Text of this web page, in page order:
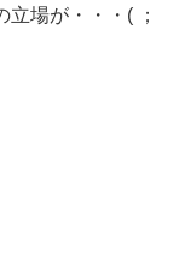
場が・・・( ；